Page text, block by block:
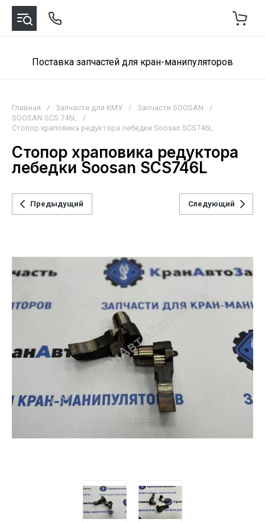
Поставка запчастей для кран-манипуляторов
Главная / Запчасти для КМУ / Запчасти SOOSAN
/
SOOSAN SCS 746L
/
Стопор храповика редуктора лебедки Soosan SCS746L
Стопор храповика редуктора
лебедки Soosan SCS746L
Предыдущий Следующий